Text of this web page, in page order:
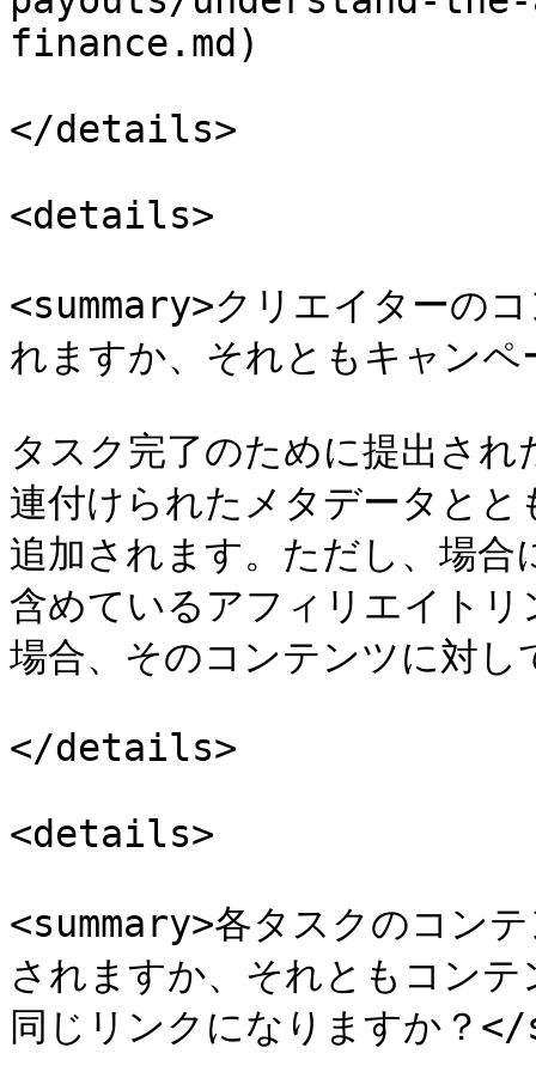
finance.md)
</details>
<details>
<summary>クリエイターの
れますか、それともキャン
タスク完了のために提出さ
連付けられたメタデータと
追加されます。ただし、場
含めているアフィリエイト
場合、そのコンテンツに対
</details>
<details>
<summary>各タスクのコン
されますか、それともコン
同じリンクになりますか？</